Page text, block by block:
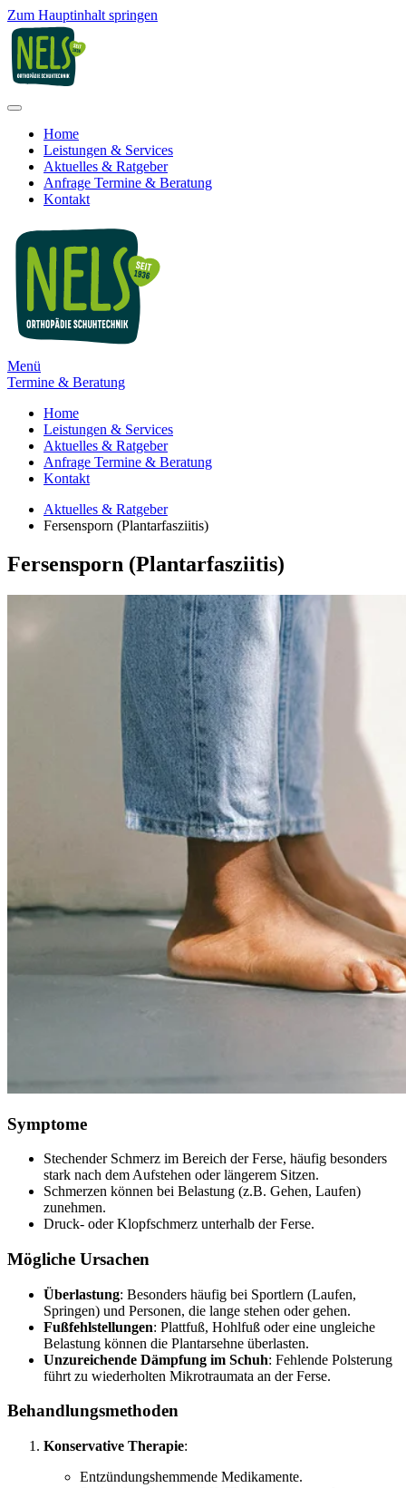
Zum Hauptinhalt springen
Home
Leistungen & Services
Aktuelles & Ratgeber
Anfrage Termine & Beratung
Kontakt
Menü
Termine & Beratung
Home
Leistungen & Services
Aktuelles & Ratgeber
Anfrage Termine & Beratung
Kontakt
Aktuelles & Ratgeber
Fersensporn (Plantarfasziitis)
Fersensporn (Plantarfasziitis)
Symptome
Stechender Schmerz im Bereich der Ferse, häufig besonders
stark nach dem Aufstehen oder längerem Sitzen.
Schmerzen können bei Belastung (z.B. Gehen, Laufen)
zunehmen.
Druck- oder Klopfschmerz unterhalb der Ferse.
Mögliche Ursachen
Überlastung: Besonders häufig bei Sportlern (Laufen,
Springen) und Personen, die lange stehen oder gehen.
Fußfehlstellungen: Plattfuß, Hohlfuß oder eine ungleiche
Belastung können die Plantarsehne überlasten.
Unzureichende Dämpfung im Schuh: Fehlende Polsterung
führt zu wiederholten Mikrotraumata an der Ferse.
Behandlungsmethoden
Konservative Therapie:
Entzündungshemmende Medikamente.